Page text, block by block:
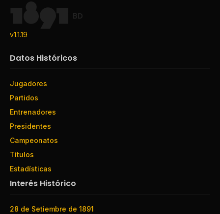
BD
v1.1.19
Datos Históricos
Jugadores
Partidos
Entrenadores
Presidentes
Campeonatos
Títulos
Estadísticas
Interés Histórico
28 de Setiembre de 1891